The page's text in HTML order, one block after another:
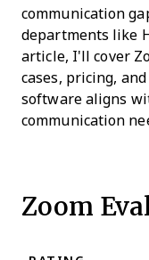
communication
departments like
article, I'll cover
cases, pricing,
software aligns
communication
Zoom